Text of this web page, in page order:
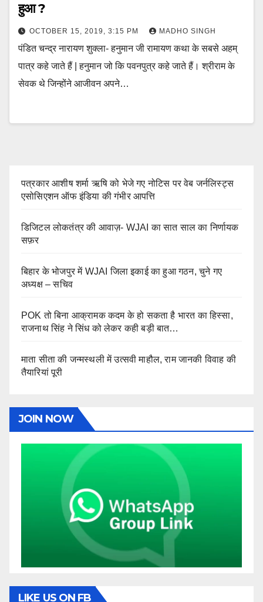
हुआ ?
OCTOBER 15, 2019, 3:15 PM MADHO SINGH
पंडित चन्द्र नारायण शुक्ला- हनुमान जी रामायण कथा के सबसे अहम्
पात्र कहे जाते हैं | हनुमान जो कि पवनपुत्र कहे जाते हैं। श्रीराम के
सेवक थे जिन्होंने आजीवन अपने…
पत्रकार आशीष शर्मा ऋषि को भेजे गए नोटिस पर वेब जर्नलिस्ट्स
एसोसिएशन ऑफ इंडिया की गंभीर आपत्ति
डिजिटल लोकतंत्र की आवाज़- WJAI का सात साल का निर्णायक
सफ़र
बिहार के भोजपुर में WJAI जिला इकाई का हुआ गठन, चुने गए
अध्यक्ष – सचिव
POK तो बिना आक्रामक कदम के हो सकता है भारत का हिस्सा,
राजनाथ सिंह ने सिंध को लेकर कही बड़ी बात…
माता सीता की जन्मस्थली में उत्सवी माहौल, राम जानकी विवाह की
तैयारियां पूरी
JOIN NOW
LIKE US ON FB